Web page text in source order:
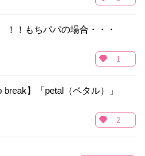
！もちパパの場合・・・
1
break】「petal（ペタル）」
2